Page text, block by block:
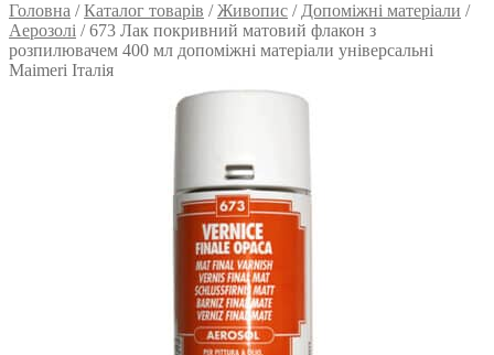
Головна /Каталог товарів /Живопис / Допоміжні матеріали /
Аерозолі /673 Лак покривний матовий флакон з
розпилювачем 400 мл допоміжні матеріали універсальні
Maimeri Італія